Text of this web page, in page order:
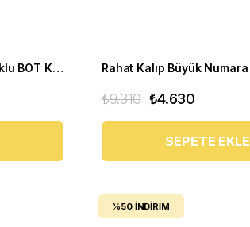
Büyük Numara Kadın Topuklu BOT K268 siyah
₺4.630
₺9.310
SEPETE EKLE
%50 İNDIRIM